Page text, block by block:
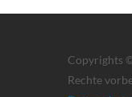
Copyrights
Rechte